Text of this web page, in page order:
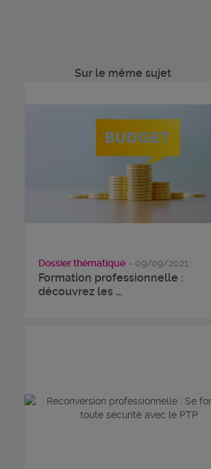
Sur le même sujet
Dossier thématique - 09/09/2021
Formation professionnelle :
découvrez les ...